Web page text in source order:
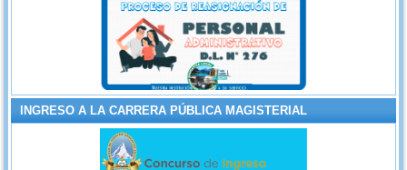
INGRESO A LA CARRERA PÚBLICA MAGISTERIAL